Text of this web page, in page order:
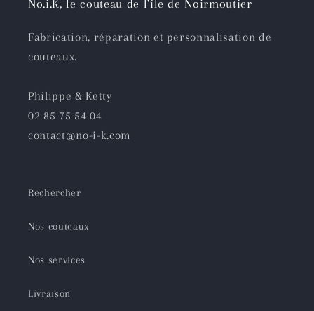
No.i.K, le couteau de l'île de Noirmoutier
Fabrication, réparation et personnalisation de
couteaux.
Philippe & Ketty
02 85 75 54 04
contact@no-i-k.com
Rechercher
Nos couteaux
Nos services
Livraison